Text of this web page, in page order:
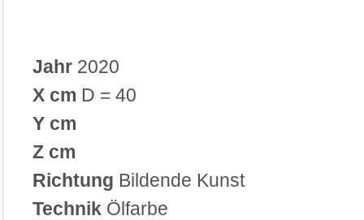
Jahr 2020
X cm D = 40
Y cm
Z cm
Richtung Bildende Kunst
Technik Ölfarbe